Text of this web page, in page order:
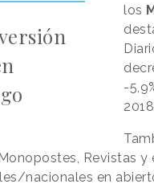
los
-
Revistas y
nacionales en